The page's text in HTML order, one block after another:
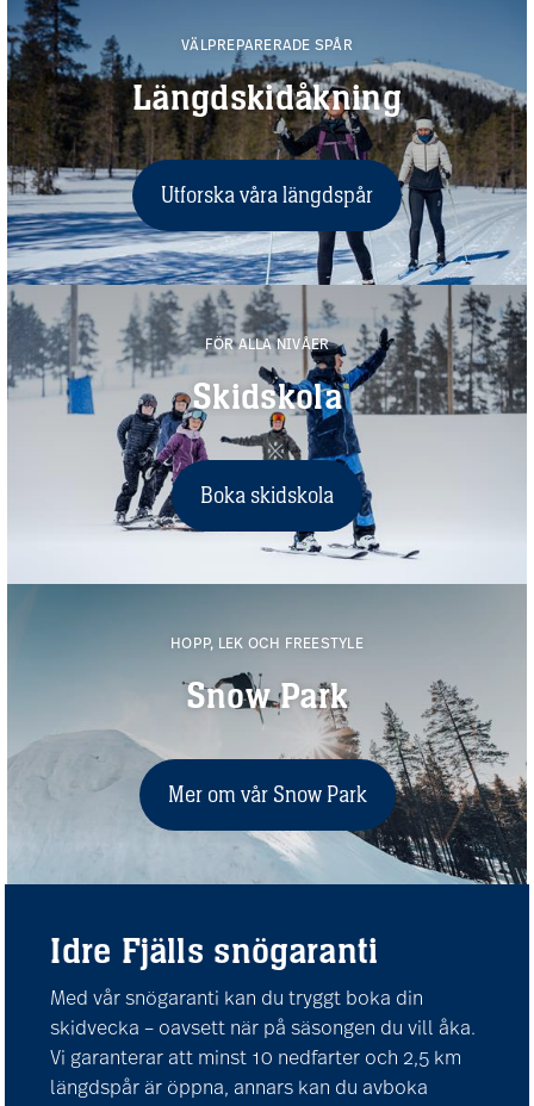
VÄLPREPARERADE SPÅR
Längdskidåkning
Utforska våra längdspår
FÖR ALLA NIVÅER
Skidskola
Boka skidskola
HOPP, LEK OCH FREESTYLE
Snow Park
Mer om vår Snow Park
Idre Fjälls snögaranti
Med vår snögaranti kan du tryggt boka din
skidvecka – oavsett när på säsongen du vill åka.
Vi garanterar att minst 10 nedfarter och 2,5 km
längdspår är öppna, annars kan du avboka